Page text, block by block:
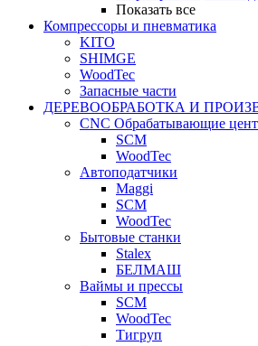
Показать все
Компрессоры и пневматика
KITO
SHIMGE
WoodTec
Запасные части
ДЕРЕВООБРАБОТКА И
CNC Обрабатывающие
SCM
WoodTec
Автоподатчики
Maggi
SCM
WoodTec
Бытовые станки
Stalex
БЕЛМАШ
Ваймы и прессы
SCM
WoodTec
Тигруп